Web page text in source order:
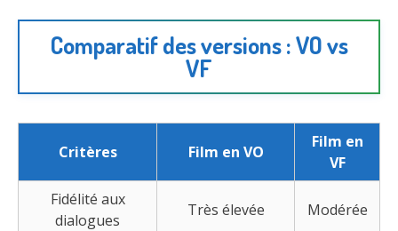
Comparatif des versions : VO vs
VF
Critères Film en VO
Film en
VF
Fidélité aux
dialogues
Très élevée Modérée